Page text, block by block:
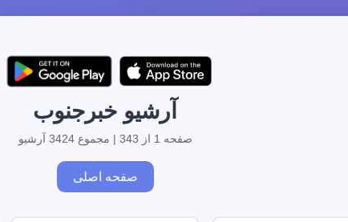
آرشیو خبرجنوب
صفحه 1 از 343 | مجموع 3424 آرشیو
صفحه اصلی